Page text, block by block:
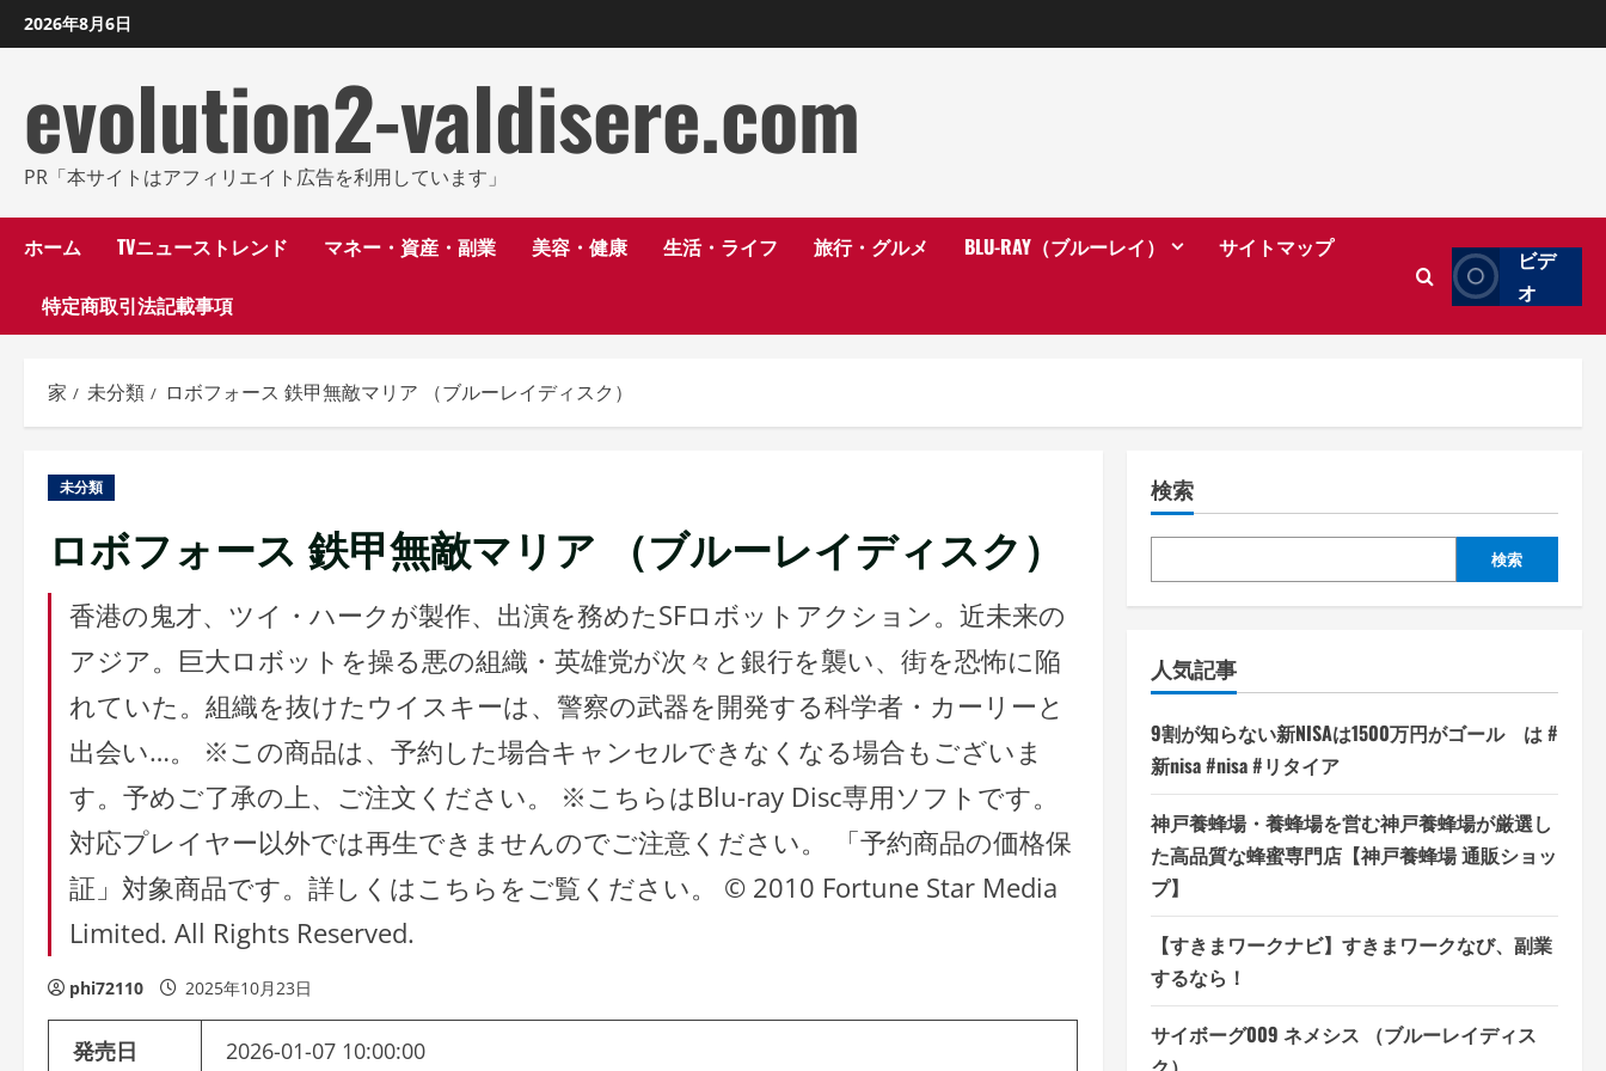
ン
し
2026年8月6日
evolution2-valdisere.com
PR「本サイトはアフィリエイト広告を利用しています」
ホーム TVニューストレンド マネー・資産・副業 美容・健康 生活・ライフ 旅行・グルメ BLU-RAY（ブルーレイ） サイトマップ
特定商取引法記載事項
ビデ
オ
家 未分類 ロボフォース 鉄甲無敵マリア （ブルーレイディスク）
未分類
ロボフォース 鉄甲無敵マリア （ブルーレイディスク）
香港の鬼才、ツイ・ハークが製作、出演を務めたSFロボットアクション。近未来の
アジア。巨大ロボットを操る悪の組織・英雄党が次々と銀行を襲い、街を恐怖に陥
れていた。組織を抜けたウイスキーは、警察の武器を開発する科学者・カーリーと
出会い…。 ※この商品は、予約した場合キャンセルできなくなる場合もございま
す。予めご了承の上、ご注文ください。 ※こちらはBlu-ray Disc専用ソフトです。
対応プレイヤー以外では再生できませんのでご注意ください。 「予約商品の価格保
証」対象商品です。詳しくはこちらをご覧ください。 © 2010 Fortune Star Media
Limited. All Rights Reserved.
phi72110 2025年10月23日
発売日 2026-01-07 10:00:00
検索
検索
人気記事
9割が知らない新NISAは1500万円がゴール は #
新nisa #nisa #リタイア
神戸養蜂場・養蜂場を営む神戸養蜂場が厳選し
た高品質な蜂蜜専門店【神戸養蜂場 通販ショッ
プ】
【すきまワークナビ】すきまワークなび、副業
するなら！
サイボーグ009 ネメシス （ブルーレイディス